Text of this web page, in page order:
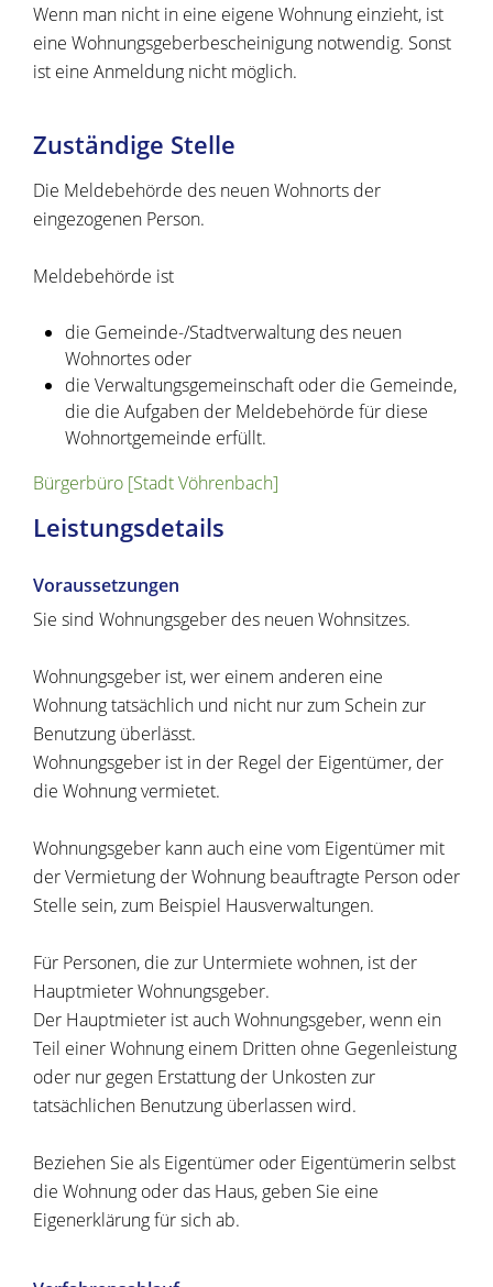
Wenn man nicht in eine eigene Wohnung einzieht, ist
eine Wohnungsgeberbescheinigung notwendig. Sonst
ist eine Anmeldung nicht möglich.
Zuständige Stelle
Die Meldebehörde des neuen Wohnorts der
eingezogenen Person.
Meldebehörde ist
die Gemeinde-/Stadtverwaltung des neuen
Wohnortes oder
die Verwaltungsgemeinschaft oder die Gemeinde,
die die Aufgaben der Meldebehörde für diese
Wohnortgemeinde erfüllt.
Bürgerbüro [Stadt Vöhrenbach]
Leistungsdetails
Voraussetzungen
Sie sind Wohnungsgeber des neuen Wohnsitzes.
Wohnungsgeber ist, wer einem anderen eine
Wohnung tatsächlich und nicht nur zum Schein zur
Benutzung überlässt.
Wohnungsgeber ist in der Regel der Eigentümer, der
die Wohnung vermietet.
Wohnungsgeber kann auch eine vom Eigentümer mit
der Vermietung der Wohnung beauftragte Person oder
Stelle sein, zum Beispiel Hausverwaltungen.
Für Personen, die zur Untermiete wohnen, ist der
Hauptmieter Wohnungsgeber.
Der Hauptmieter ist auch Wohnungsgeber, wenn ein
Teil einer Wohnung einem Dritten ohne Gegenleistung
oder nur gegen Erstattung der Unkosten zur
tatsächlichen Benutzung überlassen wird.
Beziehen Sie als Eigentümer oder Eigentümerin selbst
die Wohnung oder das Haus, geben Sie eine
Eigenerklärung für sich ab.